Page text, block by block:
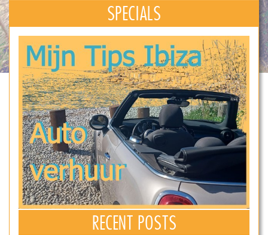
SPECIALS
RECENT POSTS